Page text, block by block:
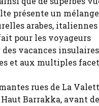
présente un mélange
arabes, italiennes
pour les voyageurs
vacances insulaires
et aux multiples
rues de La
Barrakka, avant